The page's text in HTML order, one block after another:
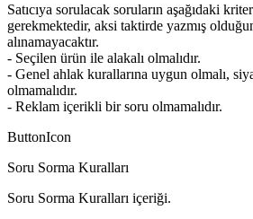
Satıcıya sorulacak soruların aşağıdaki
gerekmektedir, aksi taktirde yazmış
alınamayacaktır.
- Seçilen ürün ile alakalı olmalıdır.
- Genel ahlak kurallarına uygun olmalı,
olmamalıdır.
- Reklam içerikli bir soru olmamalıdır.
ButtonIcon
Soru Sorma Kuralları
Soru Sorma Kuralları içeriği.